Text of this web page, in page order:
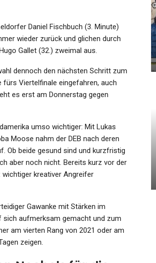
Daniel Fischbuch (3. Minute)
wieder zurück und glichen durch
Gallet (32.) zweimal aus.
dennoch den nächsten Schritt zum
fürs Viertelfinale eingefahren, auch
es erst am Donnerstag gegen
umso wichtiger: Mit Lukas
Moose nahm der DEB nach deren
Ob beide gesund sind und kurzfristig
aber noch nicht. Bereits kurz vor der
wichtiger kreativer Angreifer
Gawanke mit Stärken im
sich aufmerksam gemacht und zum
am vierten Rang von 2021 oder am
zeigen.
1. Mai” In Berlin:
Sorge Vor…
Admin
SPORT
Spiel, Erster Sieg In Den
Offs: Die BR Volleys…
Admin Mar 18, 2024